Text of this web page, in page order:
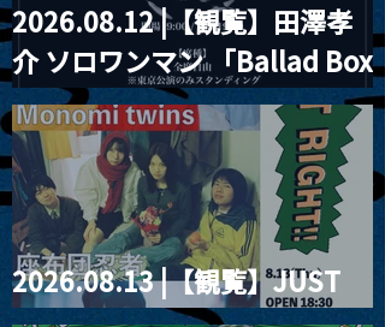
2026.08.12 |【観覧】田澤孝
介 ソロワンマン 「Ballad Box
2026」
2026.08.13 |【観覧】JUST